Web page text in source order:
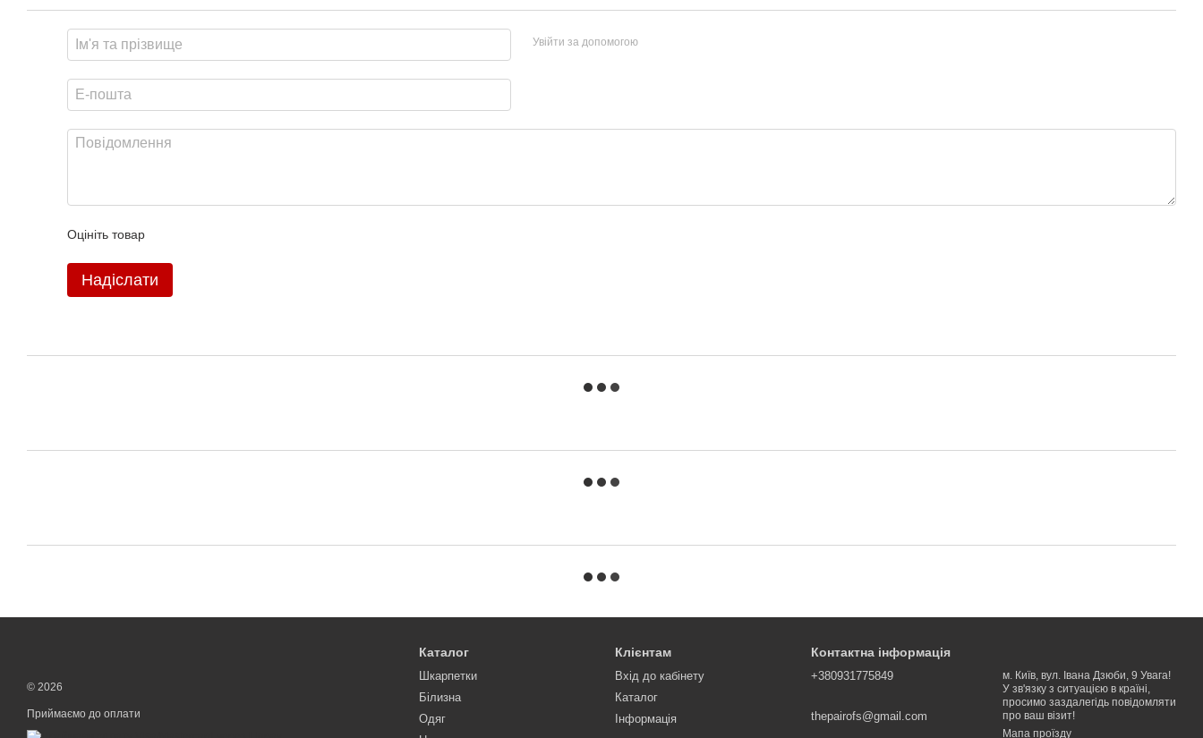
Увійти за допомогою
Оцініть товар
Надіслати
© 2026
Приймаємо до оплати
Каталог
Шкарпетки
Білизна
Одяг
Клієнтам
Вхід до кабінету
Каталог
Інформація
Контактна інформація
+380931775849
thepairofs@gmail.com
м. Київ, вул. Івана Дзюби, 9 Увага!
У зв'язку з ситуацією в країні,
просимо заздалегідь повідомляти
про ваш візит!
Мапа проїзду